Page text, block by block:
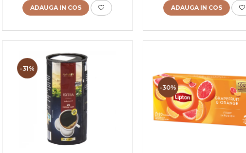
ADAUGA IN COS ADAUGA IN COS
-31%
-30%